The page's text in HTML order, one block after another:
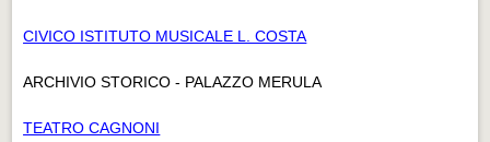
CIVICO ISTITUTO MUSICALE L. COSTA
ARCHIVIO STORICO - PALAZZO MERULA
TEATRO CAGNONI